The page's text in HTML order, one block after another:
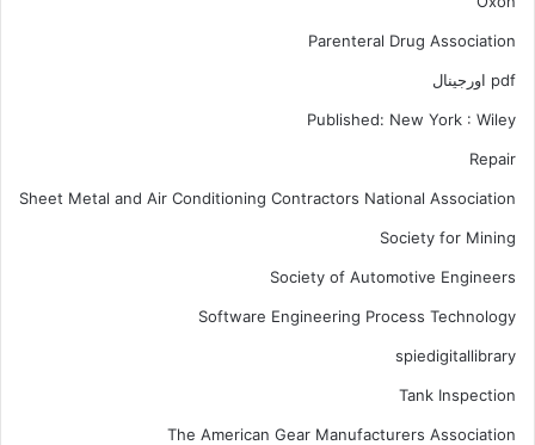
Parenteral Drug Association
pdf اورجینال
Published: New York : Wiley
Repair
Sheet Metal and Air Conditioning Contractors National Association
Society for Mining
Society of Automotive Engineers
Software Engineering Process Technology
spiedigitallibrary
Tank Inspection
The American Gear Manufacturers Association